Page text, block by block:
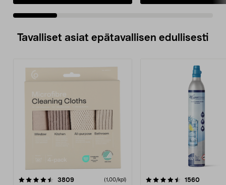
Tavalliset asiat epätavallisen edullisesti
3809arvostelut (1,00/kpl)
4.5viidestä
1560
4.5viidestä